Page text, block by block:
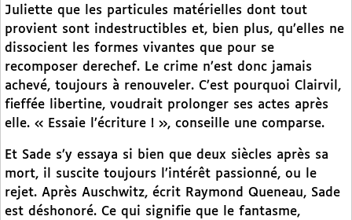
Juliette que les particules matérielles dont tout
provient sont indestructibles et, bien plus, qu’elles ne
dissocient les formes vivantes que pour se
recomposer derechef. Le crime n’est donc jamais
achevé, toujours à renouveler. C’est pourquoi Clairvil,
fieffée libertine, voudrait prolonger ses actes après
elle. « Essaie l’écriture ! », conseille une comparse.
Et Sade s’y essaya si bien que deux siècles après sa
mort, il suscite toujours l’intérêt passionné, ou le
rejet. Après Auschwitz, écrit Raymond Queneau, Sade
est déshonoré. Ce qui signifie que le fantasme,